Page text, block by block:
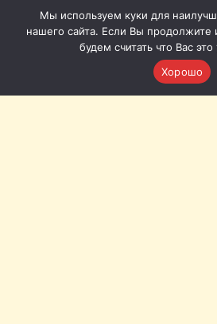
Мы используем куки для
нашего сайта. Если Вы продолжите
будем считать что Вас это
Хорошо